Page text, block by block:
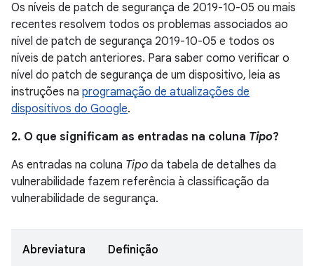
Os níveis de patch de segurança de 2019-10-05 ou mais
recentes resolvem todos os problemas associados ao
nível de patch de segurança 2019-10-05 e todos os
níveis de patch anteriores. Para saber como verificar o
nível do patch de segurança de um dispositivo, leia as
instruções na programação de atualizações de
dispositivos do Google.
2. O que significam as entradas na coluna Tipo?
As entradas na coluna Tipo da tabela de detalhes da
vulnerabilidade fazem referência à classificação da
vulnerabilidade de segurança.
Abreviatura Definição